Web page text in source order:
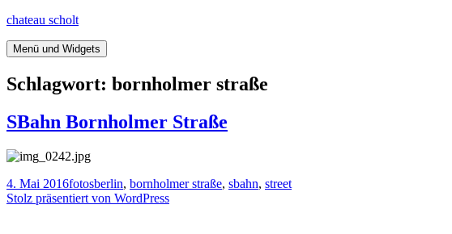
Springe
Inhalt
chateau scholt
Menü und Widgets
Schlagwort: bornholmer straße
SBahn Bornholmer Straße
Veröffentlicht
am
4. Mai 2016Kategorien
fotosTags
berlin, bornholmer straße, sbahn, street
Stolz präsentiert von WordPress